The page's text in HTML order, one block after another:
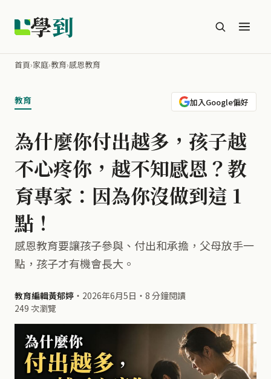
學到
首頁›家庭›教育›感恩教育
教育 加入Google偏好
為什麼你付出越多，孩子越
不心疼你，越不知感恩？教
育專家：因為你沒做到這 1
點！
感恩教育要讓孩子參與、付出和承擔，父母放手一
點，孩子才有機會長大。
教育編輯黃郁婷 ・ 2026年6月5日 ・ 8 分鐘閱讀
249 次瀏覽